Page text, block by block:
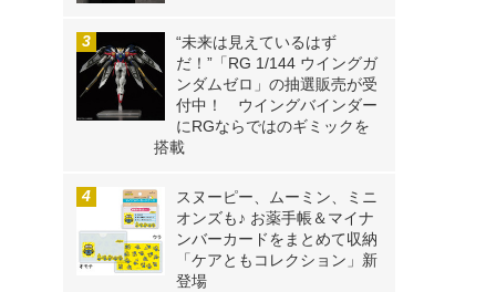
“未来は見えているはず
だ！”「RG 1/144 ウイングガ
ンダムゼロ」の抽選販売が受
付中！ ウイングバインダー
にRGならではのギミックを
搭載
スヌーピー、ムーミン、ミニ
オンズも♪ お薬手帳＆マイナ
ンバーカードをまとめて収納
「ケアともコレクション」新
登場